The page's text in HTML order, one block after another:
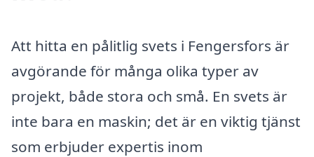
Att hitta en pålitlig svets i Fengersfors är
avgörande för många olika typer av
projekt, både stora och små. En svets är
inte bara en maskin; det är en viktig tjänst
som erbjuder expertis inom